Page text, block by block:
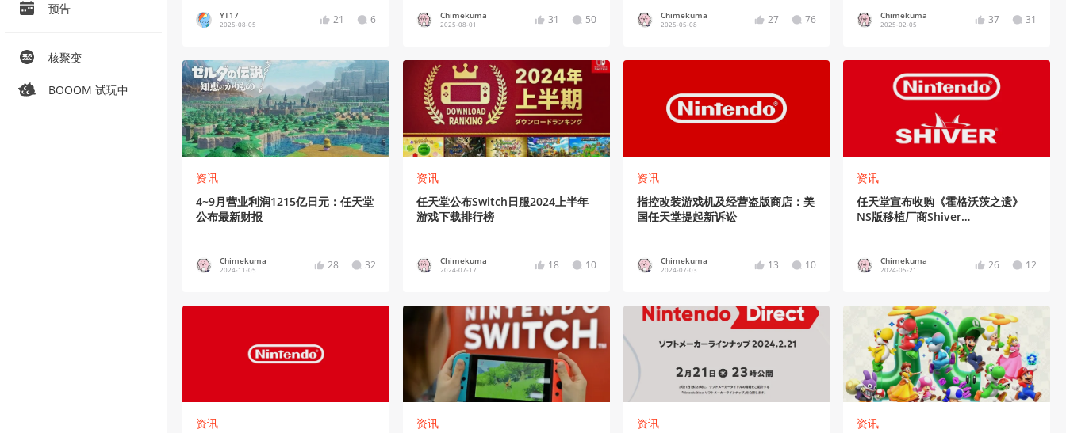
预告
核聚变
BOOOM 试玩中
YT17
2025-08-05 21 6 Chimekuma
2025-08-01 31 50 Chimekuma
2025-05-08 27 76 Chimekuma
2025-02-05 37 31
资讯
4~9月营业利润1215亿日元：任天堂
公布最新财报
Chimekuma
2024-11-05 28 32
资讯
任天堂公布Switch日服2024上半年
游戏下载排行榜
Chimekuma
2024-07-17 18 10
资讯
指控改装游戏机及经营盗版商店：美
国任天堂提起新诉讼
Chimekuma
2024-07-03 13 10
资讯
任天堂宣布收购《霍格沃茨之遗》
NS版移植厂商Shiver
Chimekuma
2024-05-21 26 12
资讯
资讯
资讯
资讯